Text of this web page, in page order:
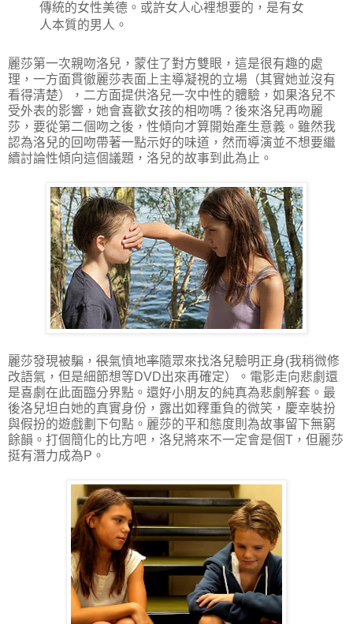
傳統的女性美德。或許女人心裡想要的，是有女
人本質的男人。
麗莎第一次親吻洛兒，蒙住了對方雙眼，這是很有趣的處
理，一方面貫徹麗莎表面上主導凝視的立場（其實她並沒有
看得清楚），二方面提供洛兒一次中性的體驗，如果洛兒不
受外表的影響，她會喜歡女孩的相吻嗎？後來洛兒再吻麗
莎，要從第二個吻之後，性傾向才算開始產生意義。雖然我
認為洛兒的回吻帶著一點示好的味道，然而導演並不想要繼
續討論性傾向這個議題，洛兒的故事到此為止。
麗莎發現被騙， 很氣憤地率隨眾來找洛兒驗明正身(我稍微修
改語氣，但是細節想等DVD出來再確定）。電影走向悲劇還
是喜劇在此面臨分界點。還好小朋友的純真為悲劇解套。最
後洛兒坦白她的真實身份，露出如釋重負的微笑，慶幸裝扮
與假扮的遊戲劃下句點。麗莎的平和態度則為故事留下無窮
餘韻。打個簡化的比方吧，洛兒將來不一定會是個T，但麗莎
挺有潛力成為P。